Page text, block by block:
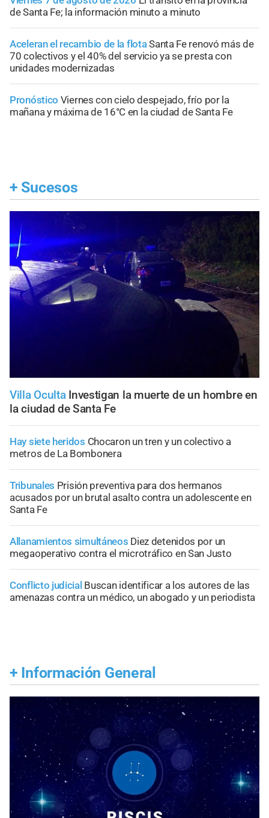
de Santa Fe; la información minuto a minuto
Aceleran el recambio de la flotaSanta Fe renovó más de
70 colectivos y el 40% del servicio ya se presta con
unidades modernizadas
Pronóstico Viernes con cielo despejado, frío por la
mañana y máxima de 16°C en la ciudad de Santa Fe
+ Sucesos
Villa Oculta Investigan la muerte de un hombre en
la ciudad de Santa Fe
Hay siete heridos Chocaron un tren y un colectivo a
metros de La Bombonera
Tribunales Prisión preventiva para dos hermanos
acusados por un brutal asalto contra un adolescente en
Santa Fe
Allanamientos simultáneos Diez detenidos por un
megaoperativo contra el microtráfico en San Justo
Conflicto judicial Buscan identificar a los autores de las
amenazas contra un médico, un abogado y un periodista
+ Información General